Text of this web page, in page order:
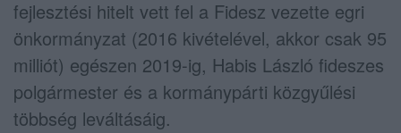
fejlesztési hitelt vett fel a Fidesz vezette egri
önkormányzat (2016 kivételével, akkor csak 95
milliót) egészen 2019-ig, Habis László fideszes
polgármester és a kormánypárti közgyűlési
többség leváltásáig.